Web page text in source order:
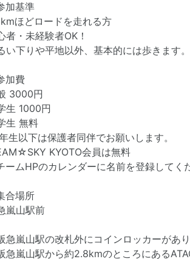
加基準
kmほどロードを走れる方
者・未経験者OK！
い下りや平地以外、基本的には歩きます。
加費
3000円
生 1000円
生 無料
生以下は保護者同伴でお願いします。
KYOTO会員は無料
ームHPのカレンダーに名前を登録してく
合場所
嵐山駅前
急嵐山駅の改札外にコインロッカーがあり
急嵐山駅から約2.8kmのところにある